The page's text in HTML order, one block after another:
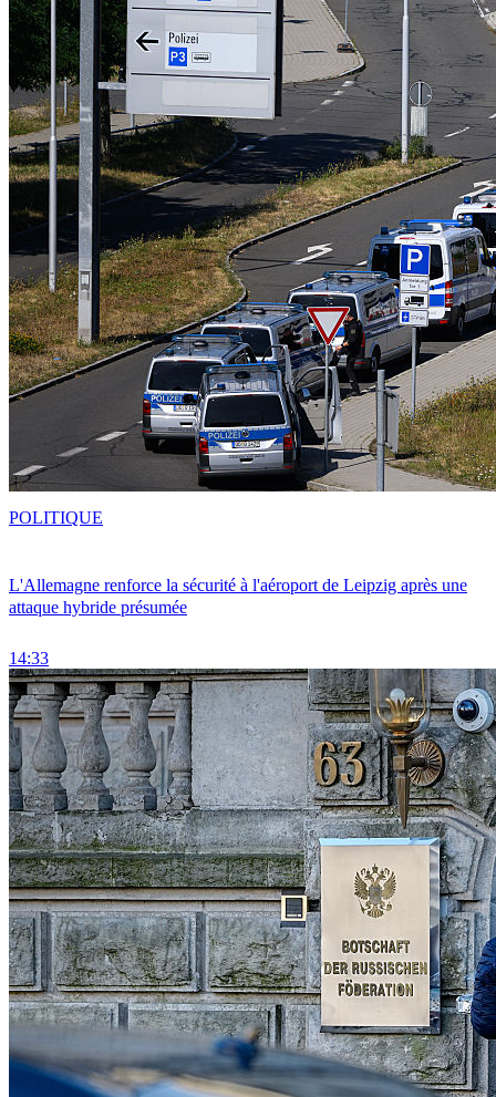
L'Allemagne renforce la sécurité à l'aéroport de Leipzig après une
attaque hybride présumée
14:33
POLITIQUE